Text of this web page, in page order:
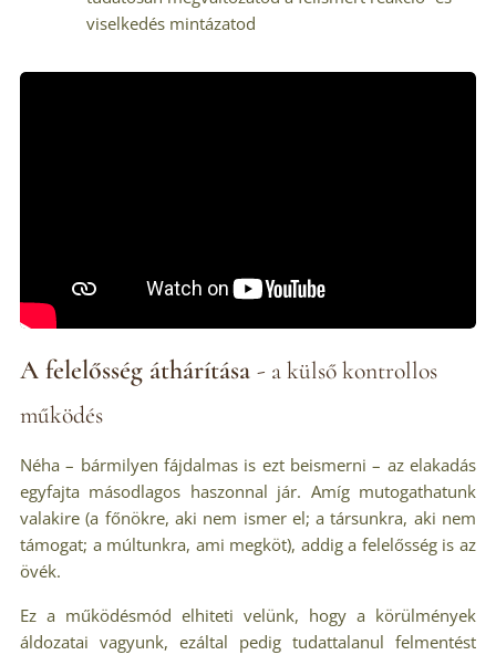
viselkedés mintázatod
A felelősség áthárítása - a külső kontrollos
működés
Néha – bármilyen fájdalmas is ezt beismerni – az elakadás
egyfajta másodlagos haszonnal jár. Amíg mutogathatunk
valakire (a főnökre, aki nem ismer el; a társunkra, aki nem
támogat; a múltunkra, ami megköt), addig a felelősség is az
övék.
Ez a működésmód elhiteti velünk, hogy a körülmények
áldozatai vagyunk, ezáltal pedig tudattalanul felmentést